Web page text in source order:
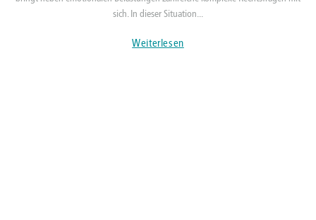
sich. In dieser Situation...
Weiterlesen